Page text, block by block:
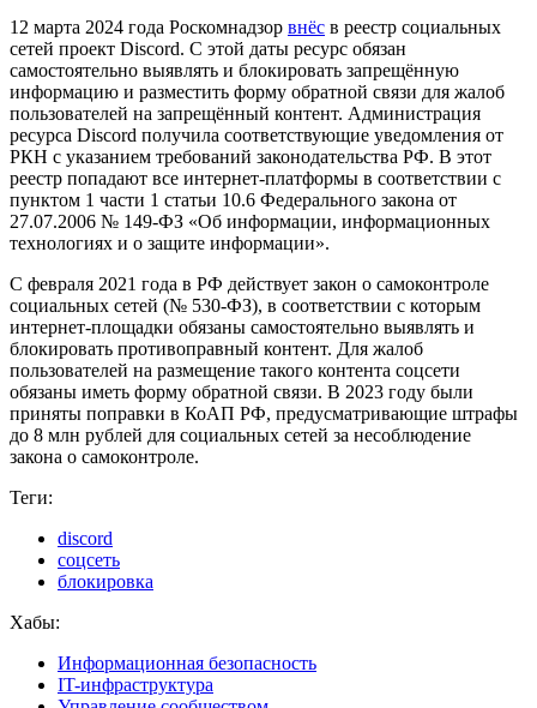
12 марта 2024 года Роскомнадзор внёс в реестр социальных
сетей проект Discord. С этой даты ресурс обязан
самостоятельно выявлять и блокировать запрещённую
информацию и разместить форму обратной связи для жалоб
пользователей на запрещённый контент. Администрация
ресурса Discord получила соответствующие уведомления от
РКН с указанием требований законодательства РФ. В этот
реестр попадают все интернет-платформы в соответствии с
пунктом 1 части 1 статьи 10.6 Федерального закона от
27.07.2006 № 149-ФЗ «Об информации, информационных
технологиях и о защите информации».
С февраля 2021 года в РФ действует закон о самоконтроле
социальных сетей (№ 530-ФЗ), в соответствии с которым
интернет-площадки обязаны самостоятельно выявлять и
блокировать противоправный контент. Для жалоб
пользователей на размещение такого контента соцсети
обязаны иметь форму обратной связи. В 2023 году были
приняты поправки в КоАП РФ, предусматривающие штрафы
до 8 млн рублей для социальных сетей за несоблюдение
закона о самоконтроле.
Теги:
discord
соцсеть
блокировка
Хабы:
Информационная безопасность
IT-инфраструктура